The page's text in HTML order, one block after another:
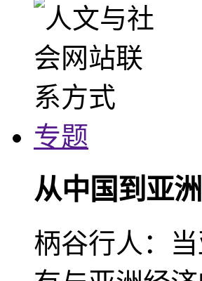
专题
从中国到亚
柄谷行人：